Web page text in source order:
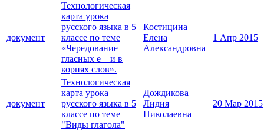
документ
Технологическая
карта урока
русского языка в 5
классе по теме
«Чередование
гласных е – и в
корнях слов».
Костицина
Елена
Александровна
1 Апр 2015
документ
Технологическая
карта урока
русского языка в 5
классе по теме
"Виды глагола"
Дождикова
Лидия
Николаевна
20 Мар 2015